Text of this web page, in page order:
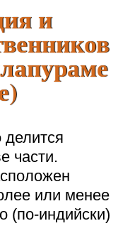
и
делится
части.
или менее
(по-индийски)